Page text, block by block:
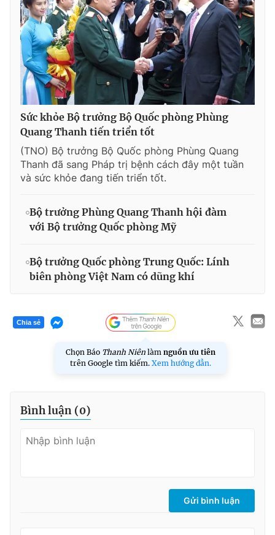
Sức khỏe Bộ trưởng Bộ Quốc phòng Phùng
Quang Thanh tiến triển tốt
(TNO) Bộ trưởng Bộ Quốc phòng Phùng Quang
Thanh đã sang Pháp trị bệnh cách đây một tuần
và sức khỏe đang tiến triển tốt.
Bộ trưởng Phùng Quang Thanh hội đàm
với Bộ trưởng Quốc phòng Mỹ
Bộ trưởng Quốc phòng Trung Quốc: Lính
biên phòng Việt Nam có dũng khí
Chia sẻ
Chọn Báo Thanh Niên làm nguồn ưu tiên
trên Google tìm kiếm. Xem hướng dẫn.
Bình luận (0)
Gửi bình luận